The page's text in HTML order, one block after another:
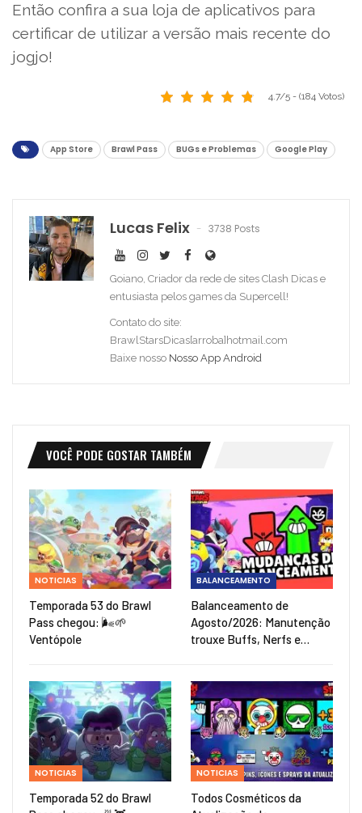
Então confira a sua loja de aplicativos para
certificar de utilizar a versão mais recente do
jogjo!
4.7/5 - (184 Votos)
App Store Brawl Pass BUGs e Problemas Google Play
Lucas Felix 3738 Posts
Goiano, Criador da rede de sites Clash Dicas e
entusiasta pelos games da Supercell!
Contato do site:
BrawlStarsDicas[arroba]hotmail.com
Baixe nosso Nosso App Android
VOCÊ PODE GOSTAR TAMBÉM
NOTICIAS
Temporada 53 do Brawl
Pass chegou: 🌬️🌱
Ventópole
BALANCEAMENTO
Balanceamento de
Agosto/2026: Manutenção
trouxe Buffs, Nerfs e…
NOTICIAS
Temporada 52 do Brawl
NOTICIAS
Todos Cosméticos da